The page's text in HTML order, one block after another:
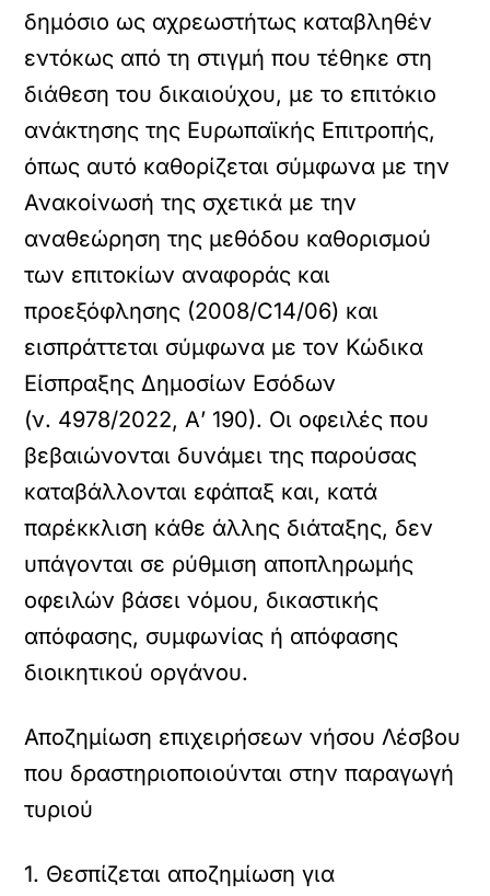
δημόσιο ως αχρεωστήτως καταβληθέν
εντόκως από τη στιγμή που τέθηκε στη
διάθεση του δικαιούχου, με το επιτόκιο
ανάκτησης της Ευρωπαϊκής Επιτροπής,
όπως αυτό καθορίζεται σύμφωνα με την
Ανακοίνωσή της σχετικά με την
αναθεώρηση της μεθόδου καθορισμού
των επιτοκίων αναφοράς και
προεξόφλησης (2008/C14/06) και
εισπράττεται σύμφωνα με τον Κώδικα
Είσπραξης Δημοσίων Εσόδων
(ν. 4978/2022, Α’ 190). Οι οφειλές που
βεβαιώνονται δυνάμει της παρούσας
καταβάλλονται εφάπαξ και, κατά
παρέκκλιση κάθε άλλης διάταξης, δεν
υπάγονται σε ρύθμιση αποπληρωμής
οφειλών βάσει νόμου, δικαστικής
απόφασης, συμφωνίας ή απόφασης
διοικητικού οργάνου.
Αποζημίωση επιχειρήσεων νήσου Λέσβου
που δραστηριοποιούνται στην παραγωγή
τυριού
1. Θεσπίζεται αποζημίωση για